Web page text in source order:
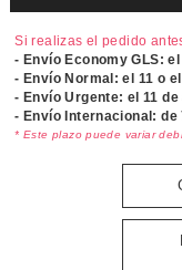
Si realizas el pedido
- Envío Economy GLS: el
- Envío Normal: el 11 o
- Envío Urgente: el11
- Envío Internacional: de
* Este plazo puede variar